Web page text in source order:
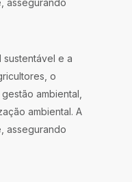
assegurando
sustentável e a
o
ambiental,
ambiental. A
assegurando